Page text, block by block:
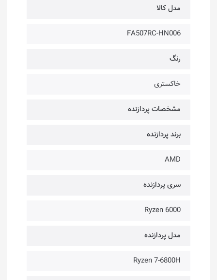
مدل کالا
FA507RC-HN006
رنگ
خاکستری
مشخصات پردازنده
برند پردازنده
AMD
سری پردازنده
Ryzen 6000
مدل پردازنده
Ryzen 7-6800H